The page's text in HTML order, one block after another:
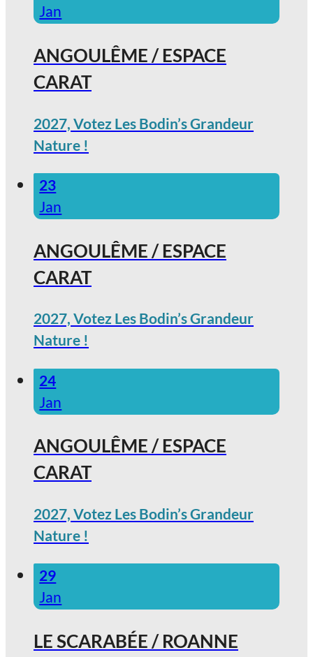
Jan
ANGOULÊME / ESPACE
CARAT
2027, Votez Les Bodin’s Grandeur
Nature !
23
Jan
ANGOULÊME / ESPACE
CARAT
2027, Votez Les Bodin’s Grandeur
Nature !
24
Jan
ANGOULÊME / ESPACE
CARAT
2027, Votez Les Bodin’s Grandeur
Nature !
29
Jan
LE SCARABÉE / ROANNE